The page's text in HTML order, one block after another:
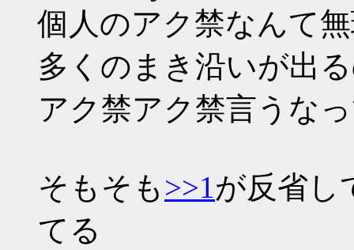
個人のアク禁なんて
多くのまき沿いが出
アク禁アク禁言うな
そもそも >>1が反省し
てる